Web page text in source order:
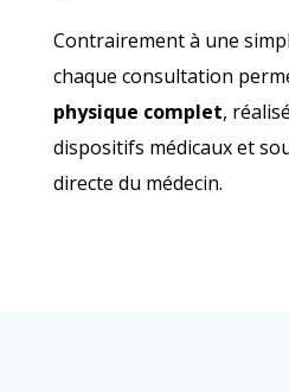
Contrairement à une
chaque consultation
physique complet,
dispositifs médicaux et
directe du médecin.